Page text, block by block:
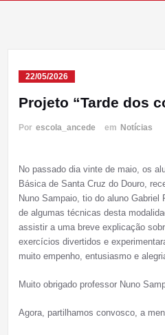
22/05/2026
Projeto “Tarde dos
Por escola_ancede em Notícias
No passado dia vinte de maio, os
Básica de Santa Cruz do Douro,
Nuno Sampaio, tio do aluno Gabriel
de algumas técnicas desta
assistir a uma breve explicação
exercícios divertidos e
muito empenho, entusiasmo e
Muito obrigado professor Nuno
Agora, partilhamos convosco, a